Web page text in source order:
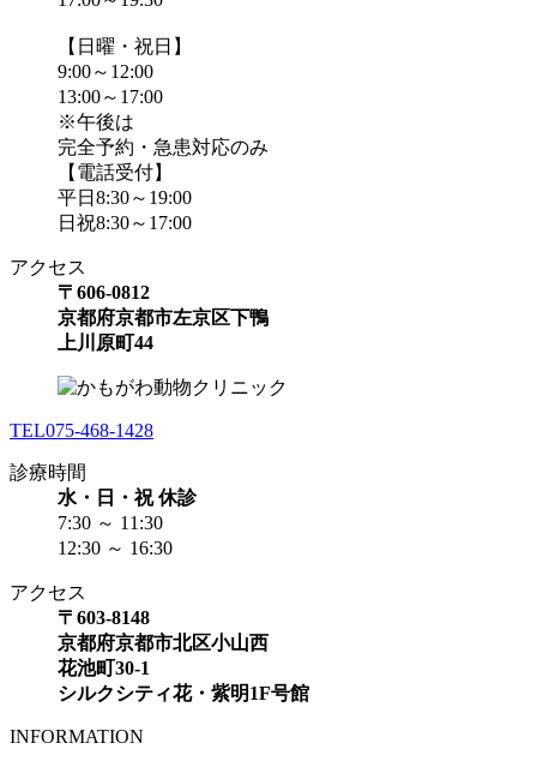
【日曜・祝日】
9:00～12:00
13:00～17:00
※午後は
完全予約・急患対応のみ
【電話受付】
平日8:30～19:00
日祝8:30～17:00
アクセス
〒606-0812
京都府京都市左京区下鴨
上川原町44
TEL075-468-1428
診療時間
水・日・祝 休診
7:30 ～ 11:30
12:30 ～ 16:30
アクセス
〒603-8148
京都府京都市北区小山西
花池町30-1
シルクシティ花・紫明1F号館
INFORMATION